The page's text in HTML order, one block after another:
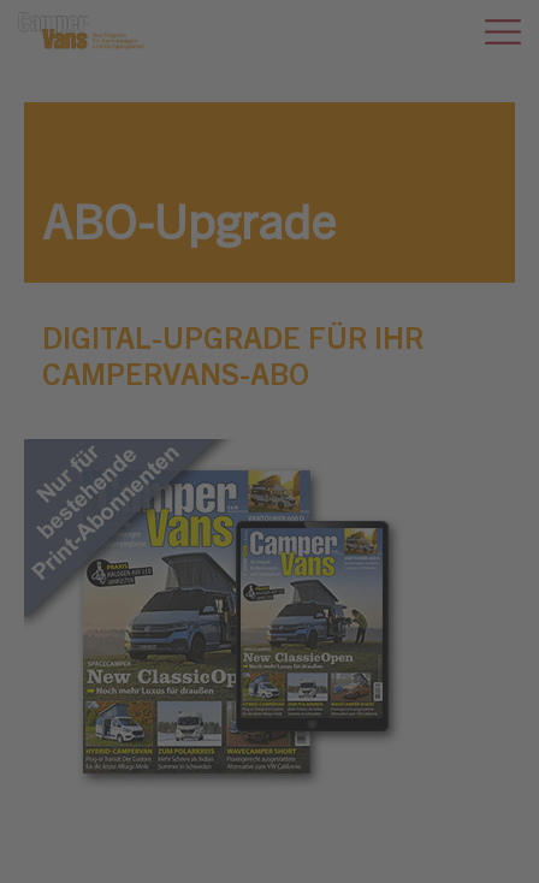
ABO-Upgrade
DIGITAL-UPGRADE FÜR IHR
CAMPERVANS-ABO